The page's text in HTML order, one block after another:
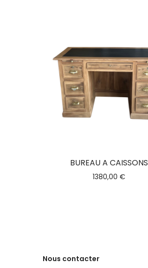
BUREAU A CAISSONS
1380,00 €
Nous contacter